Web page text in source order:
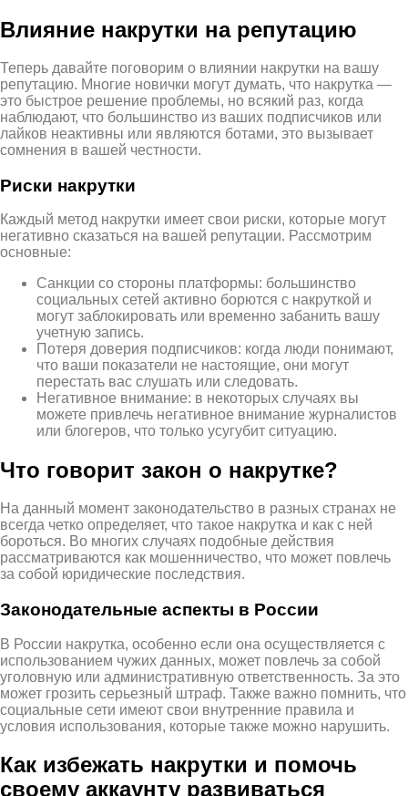
Влияние накрутки на репутацию
Теперь давайте поговорим о влиянии накрутки на вашу
репутацию. Многие новички могут думать, что накрутка —
это быстрое решение проблемы, но всякий раз, когда
наблюдают, что большинство из ваших подписчиков или
лайков неактивны или являются ботами, это вызывает
сомнения в вашей честности.
Риски накрутки
Каждый метод накрутки имеет свои риски, которые могут
негативно сказаться на вашей репутации. Рассмотрим
основные:
Санкции со стороны платформы: большинство
социальных сетей активно борются с накруткой и
могут заблокировать или временно забанить вашу
учетную запись.
Потеря доверия подписчиков: когда люди понимают,
что ваши показатели не настоящие, они могут
перестать вас слушать или следовать.
Негативное внимание: в некоторых случаях вы
можете привлечь негативное внимание журналистов
или блогеров, что только усугубит ситуацию.
Что говорит закон о накрутке?
На данный момент законодательство в разных странах не
всегда четко определяет, что такое накрутка и как с ней
бороться. Во многих случаях подобные действия
рассматриваются как мошенничество, что может повлечь
за собой юридические последствия.
Законодательные аспекты в России
В России накрутка, особенно если она осуществляется с
использованием чужих данных, может повлечь за собой
уголовную или административную ответственность. За это
может грозить серьезный штраф. Также важно помнить, что
социальные сети имеют свои внутренние правила и
условия использования, которые также можно нарушить.
Как избежать накрутки и помочь
своему аккаунту развиваться